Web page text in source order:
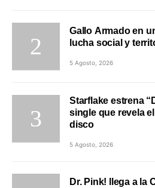
Gallo Armado en
lucha social y
5 Agosto, 2026
Starflake estrena
single que revela
disco
5 Agosto, 2026
Dr. Pink! llega a la